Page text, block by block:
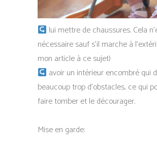
lui mettre de chaussures. Cela
nécessaire sauf s’il marche à
mon article à ce sujet)
avoir un intérieur encombré qui
beaucoup trop d’obstacles, ce qui
faire tomber et le décourager.
Mise en garde: